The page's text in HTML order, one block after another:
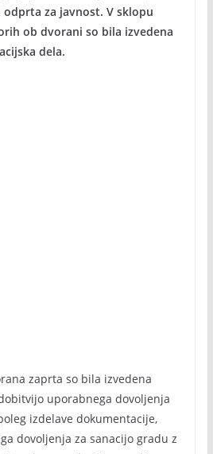
za javnost. V sklopu
ob dvorani so bila izvedena
dela.
zaprta so bila izvedena
uporabnega dovoljenja
izdelave dokumentacije,
dovoljenja za sanacijo gradu z